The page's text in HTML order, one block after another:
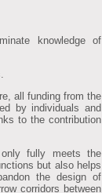
knowledge of
all funding from the
by individuals and
to the contribution
fully meets the
but also helps
the design of
corridors between